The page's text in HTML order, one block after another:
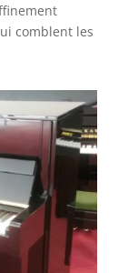
comblent les